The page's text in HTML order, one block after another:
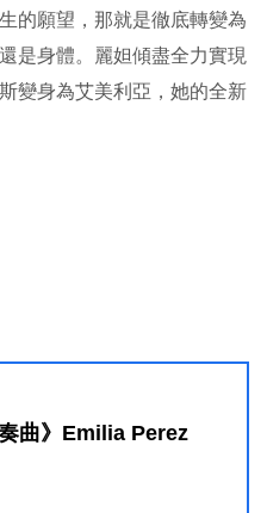
的願望，那就是徹底轉變為
是身體。麗妲傾盡全力實現
變身為艾美利亞，她的全新
曲》Emilia Perez